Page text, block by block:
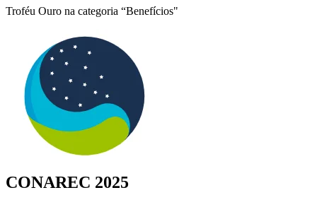
Troféu Ouro na categoria “Benefícios"
CONAREC 2025